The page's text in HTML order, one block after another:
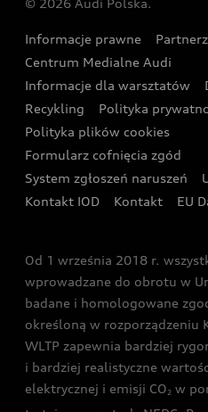
Wyszukaj najbliższego
Oferta dla przedsiębiorców
Oferta dla klientów
Kalkulator rat
Ubezpieczenie
Audi exclusive
Zasięg
Gwarancja
Akcje serwisowe Audi
Katalog online akcesoriów
Audi i Muzeum Sztuki
Audi driving experience
Audi quattro Cup
Audi i Puchar Świata w
Zakopanem
© 2026 Audi Polska.
Informacje prawne
Centrum Medialne Audi
Informacje dla warsztatów
Recykling
Polityka
Polityka plików cookies
Formularz cofnięcia zgód
System zgłoszeń naruszeń
Kontakt IOD
Kontakt EU
Od 1 września 2018 r.
wprowadzane do obrotu w
badane i homologowane
określoną w rozporządzeniu
WLTP zapewnia bardziej
i bardziej realistyczne
elektrycznej i emisji CO2 w